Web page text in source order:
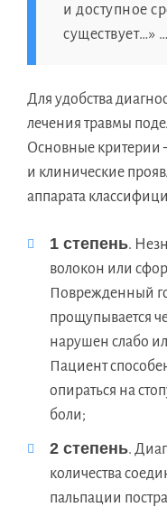
и доступное
существует…» …
Для удобства
лечения травмы
Основные критерии
и клинические
аппарата
1 степень.
волокон или
Поврежденный
прощупывается
нарушен слабо
Пациент
опираться на
боли;
2 степень.
количества
пальпации